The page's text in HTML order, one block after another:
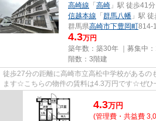
高崎線 「 高崎 」駅 徒歩41分
信越本線 「 群馬八幡 」駅
群馬県高崎市下豊岡町814-1
4.3万円
築年数：築30年 ｜募集中：
階数：3階建
徒歩27分の距離に高崎市立高松中学校がある
ます☆こちらの物件の賃料は4.3万円です☆ぜひ
リバーサイド」です☆高崎市エリ...
4.3万円
(管理費・共益費